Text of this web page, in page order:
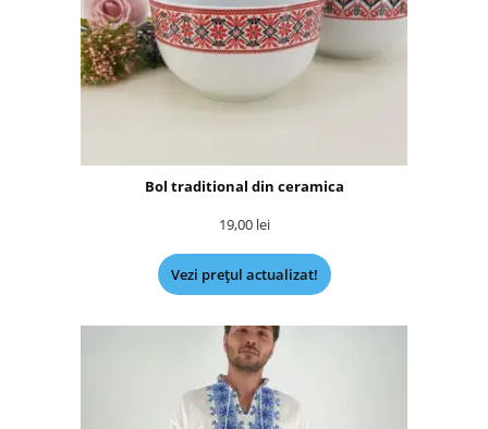
Bol traditional din ceramica
19,00 lei
Vezi prețul actualizat!